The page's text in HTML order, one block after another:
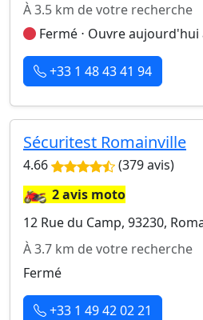
À 3.5 km de votre recherche
Fermé ⋅ Ouvre aujourd'hui
+33 1 48 43 41 94
Sécuritest Romainville
4.66 (379 avis)
🏍️2 avis moto
12 Rue du Camp, 93230,
À 3.7 km de votre recherche
Fermé
+33 1 49 42 02 21